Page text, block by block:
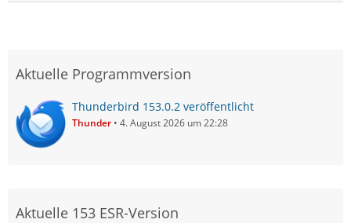
Aktuelle Programmversion
Thunderbird 153.0.2 veröffentlicht
Thunder 4. August 2026 um 22:28
Aktuelle 153 ESR-Version